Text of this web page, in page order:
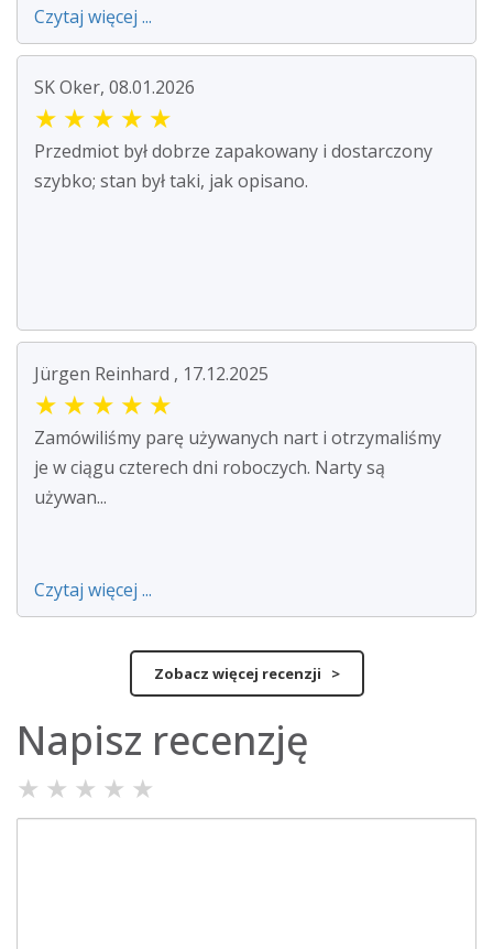
Czytaj więcej ...
SK Oker, 08.01.2026
★ ★ ★ ★ ★
Przedmiot był dobrze zapakowany i dostarczony
szybko; stan był taki, jak opisano.
Jürgen Reinhard , 17.12.2025
★ ★ ★ ★ ★
Zamówiliśmy parę używanych nart i otrzymaliśmy
je w ciągu czterech dni roboczych. Narty są
używan...
Czytaj więcej ...
Zobacz więcej recenzji >
Napisz recenzję
★ ★ ★ ★ ★